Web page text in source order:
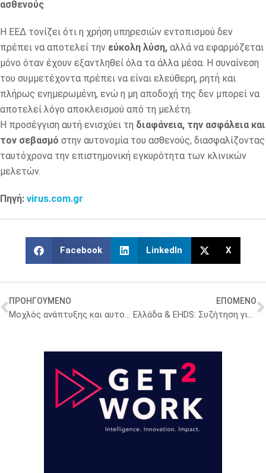
ασθενούς
Η ΕΕΔ τονίζει ότι η χρήση υπηρεσιών εντοπισμού δεν
πρέπει να αποτελεί την εύκολη λύση, αλλά να εφαρμόζεται
μόνο όταν έχουν εξαντληθεί όλα τα άλλα μέσα. Η συναίνεση
του συμμετέχοντα πρέπει να είναι ελεύθερη, ρητή και
πλήρως ενημερωμένη, ενώ η μη αποδοχή της δεν μπορεί να
αποτελεί λόγο αποκλεισμού από τη μελέτη.
Η προσέγγιση αυτή ενισχύει τη διαφάνεια, την ασφάλεια και
τον σεβασμό στην αυτονομία του ασθενούς, διασφαλίζοντας
ταυτόχρονα την επιστημονική εγκυρότητα των κλινικών
μελετών.
Πηγή: virus.com.gr
Facebook LinkedIn X
ΠΡΟΗΓΟΥΜΕΝΟ
Μοχλός ανάπτυξης και αυτονομίας σε εθνικό και ευρωπαϊκό πλαίσιο η Ελληνική Φαρμακοβιομηχανία
ΕΠΟΜΕΝΟ
Ελλάδα & EHDS: Συζήτηση για καινοτομία στην ογκολογική φροντίδα